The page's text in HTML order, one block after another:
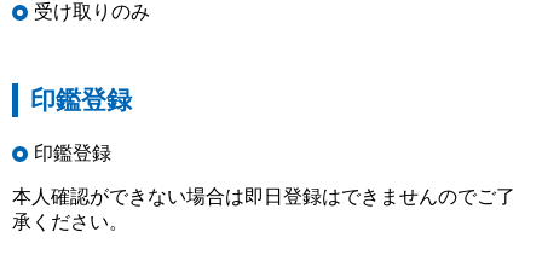
受け取りのみ
印鑑登録
印鑑登録
本人確認ができない場合は即日登録はできませんのでご了
承ください。